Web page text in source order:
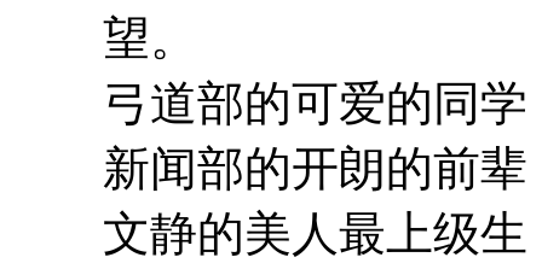
望。
弓道部的可爱的同
新闻部的开朗的前
文静的美人最上级